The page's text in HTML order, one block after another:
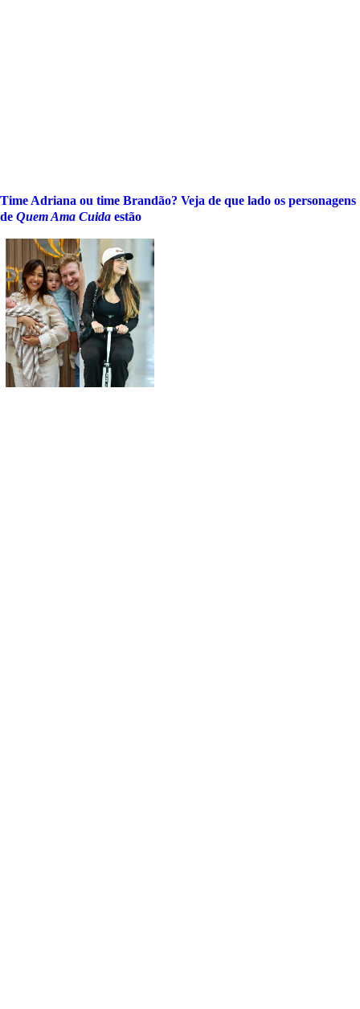
Time Adriana ou time Brandão? Veja de que lado os personagens
de Quem Ama Cuida estão